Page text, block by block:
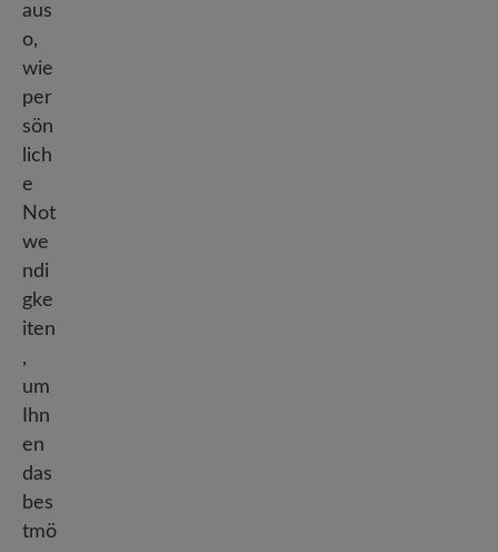
aus
o,
wie
per
sön
lich
e
Not
we
ndi
gke
iten
,
um
Ihn
en
das
bes
tmö